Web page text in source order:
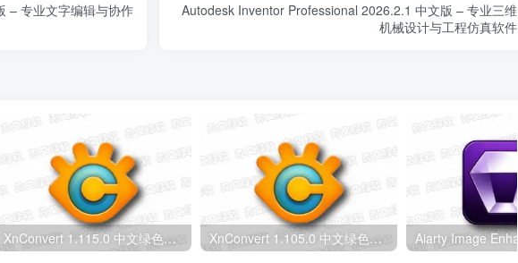
– 专业文字编辑与协作
Autodesk Inventor Professional 2026.2.1 中文版 – 专业三维
机械设计与工程仿真软件
XnConvert 1.115.0 中文绿色版 – 图像批量处理软件 XnConvert 1.105.0 中文绿色版 – 图像转换编辑工具